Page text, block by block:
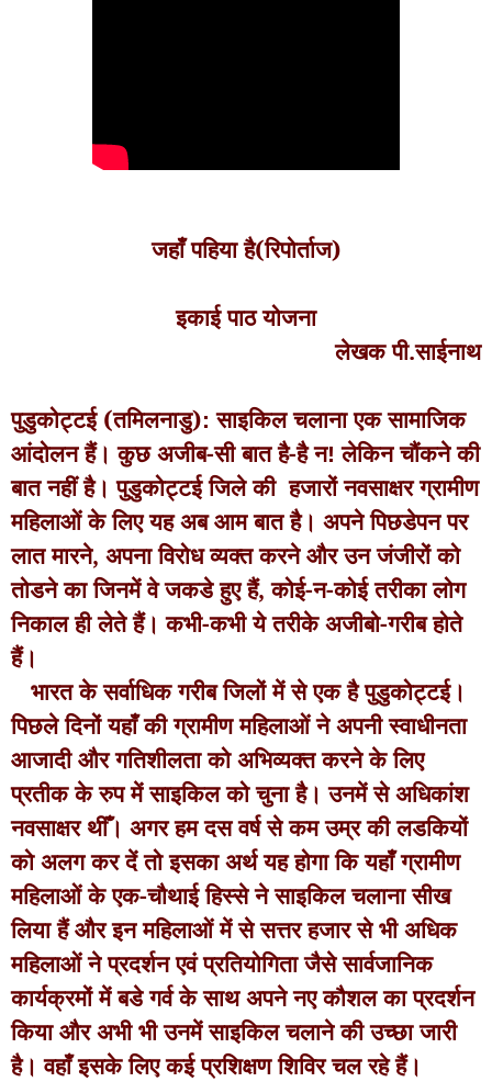
जहाँ पहिया है(रिपोर्ताज)
इकाई पाठ योजना
लेखक पी.साईनाथ
पुडुकोट्टई (तमिलनाडु): साइकिल चलाना एक सामाजिक
आंदोलन हैं। कुछ अजीब-सी बात है-है न! लेकिन चौंकने की
बात नहीं है। पुडुकोट्टई जिले की हजारों नवसाक्षर ग्रामीण
महिलाओं के लिए यह अब आम बात है। अपने पिछडेपन पर
लात मारने, अपना विरोध व्यक्त करने और उन जंजीरों को
तोडने का जिनमें वे जकडे हुए हैं, कोई-न-कोई तरीका लोग
निकाल ही लेते हैं। कभी-कभी ये तरीके अजीबो-गरीब होते
हैं।
भारत के सर्वाधिक गरीब जिलों में से एक है पुडुकोट्टई।
पिछले दिनों यहाँ की ग्रामीण महिलाओं ने अपनी स्वाधीनता
आजादी और गतिशीलता को अभिव्यक्त करने के लिए
प्रतीक के रुप में साइकिल को चुना है। उनमें से अधिकांश
नवसाक्षर थीँ। अगर हम दस वर्ष से कम उम्र की लडकियों
को अलग कर दें तो इसका अर्थ यह होगा कि यहाँ ग्रामीण
महिलाओं के एक-चौथाई हिस्से ने साइकिल चलाना सीख
लिया हैं और इन महिलाओं में से सत्तर हजार से भी अधिक
महिलाओं ने प्रदर्शन एवं प्रतियोगिता जैसे सार्वजानिक
कार्यक्रमों में बडे गर्व के साथ अपने नए कौशल का प्रदर्शन
किया और अभी भी उनमें साइकिल चलाने की उच्छा जारी
है। वहाँ इसके लिए कई प्रशिक्षण शिविर चल रहे हैं।